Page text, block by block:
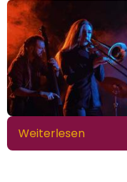
Weiterlesen
Jazz